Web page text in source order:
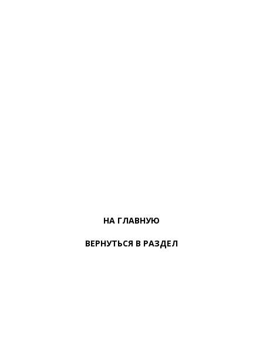
НА ГЛАВНУЮ
ВЕРНУТЬСЯ В РАЗДЕЛ